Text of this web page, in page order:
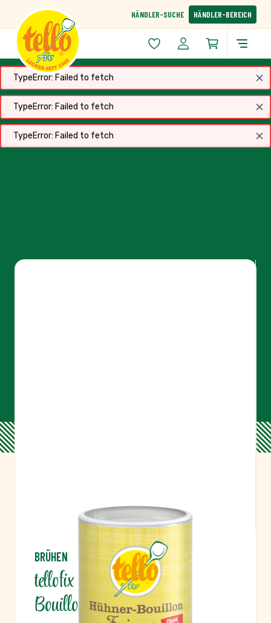
HÄNDLER-SUCHE HÄNDLER-BEREICH
TypeError: Failed to fetch
TypeError: Failed to fetch
TypeError: Failed to fetch
BRÜHEN
tellofix Frei von Hühner-
Bouillon